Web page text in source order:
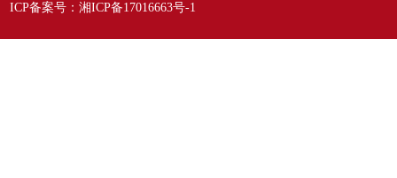
ICP备案号： 湘ICP备17016663号-1